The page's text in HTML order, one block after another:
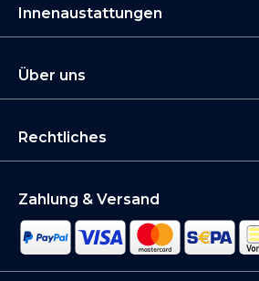
Innenaustattungen
Über uns
Rechtliches
Zahlung & Versand